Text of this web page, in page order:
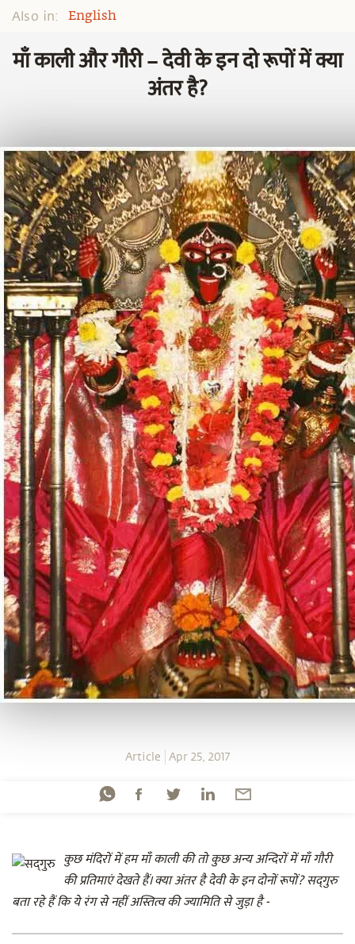
Also in: English
माँ काली और गौरी – देवी के इन दो रूपों में क्या
अंतर है?
Article Apr 25, 2017
कुछ मंदिरों में हम माँ काली की तो कुछ अन्य अन्दिरों में माँ गौरी
की प्रतिमाएं देखते हैं। क्या अंतर है देवी के इन दोनों रूपों? सद्‌गुरु
बता रहे हैं कि ये रंग से नहीं अस्तित्व की ज्यामिति से जुड़ा है -